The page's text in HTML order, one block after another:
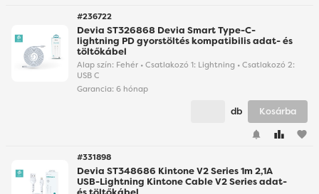
#236722
Devia ST326868 Devia Smart Type-C-
lightning PD gyorstöltés kompatibilis adat- és
töltőkábel
Alap szín: Fehér • Csatlakozó 1: Lightning • Csatlakozó 2:
USB C
Garancia: 6 hónap
favorite
db Kosárba
#331898
Devia ST348686 Kintone V2 Series 1m 2,1A
USB-Lightning Kintone Cable V2 Series adat-